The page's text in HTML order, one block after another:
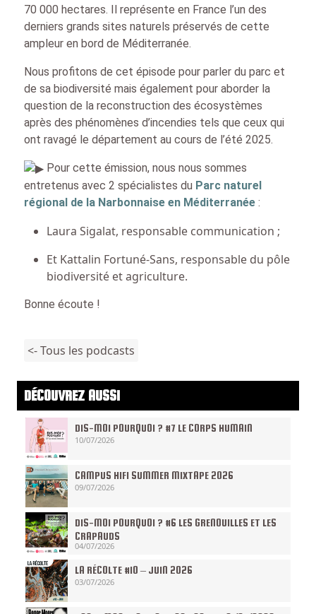
70 000 hectares. Il représente en France l’un des
derniers grands sites naturels préservés de cette
ampleur en bord de Méditerranée.
Nous profitons de cet épisode pour parler du parc et
de sa biodiversité mais également pour aborder la
question de la reconstruction des écosystèmes
après des phénomènes d’incendies tels que ceux qui
ont ravagé le département au cours de l’été 2025.
Pour cette émission, nous nous sommes
entretenus avec 2 spécialistes du Parc naturel
régional de la Narbonnaise en Méditerranée :
Laura Sigalat, responsable communication ;
Et Kattalin Fortuné-Sans, responsable du pôle
biodiversité et agriculture.
Bonne écoute !
<- Tous les podcasts
DÉCOUVREZ AUSSI
DIS-MOI POURQUOI ? #7 LE CORPS HUMAIN
10/07/2026
CAMPUS HIFI SUMMER MIXTAPE 2026
09/07/2026
DIS-MOI POURQUOI ? #6 LES GRENOUILLES ET LES
CRAPAUDS
04/07/2026
LA RÉCOLTE #10 – JUIN 2026
03/07/2026